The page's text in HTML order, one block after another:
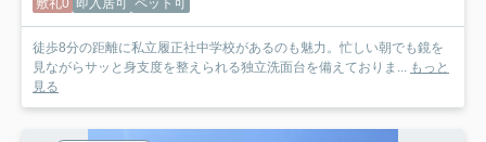
徒歩8分の距離に私立履正社中学校があるのも魅力。忙しい朝でも鏡を
見ながらサッと身支度を整えられる独立洗面台を備えておりま...
もっと
見る